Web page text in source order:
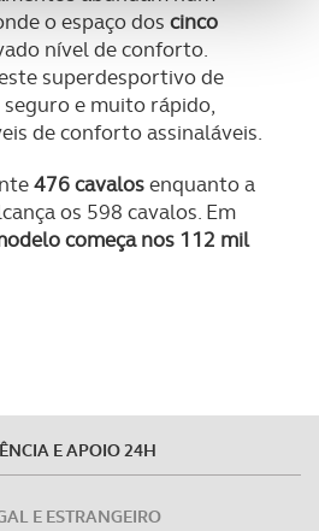
sociais, bem como para
no nosso website.
informação, relativa à sua
publicidade e de análise, com
transferências internacionais de
apenas com o seu
tal se afigure estritamente
no Website e nos serviços
o espaço dos cinco
nível de conforto.
superdesportivo de
e muito rápido,
de conforto assinaláveis.
476 cavalosenquanto a
os 598 cavalos. Em
começa nos 112 mil
E APOIO 24H
E ESTRANGEIRO